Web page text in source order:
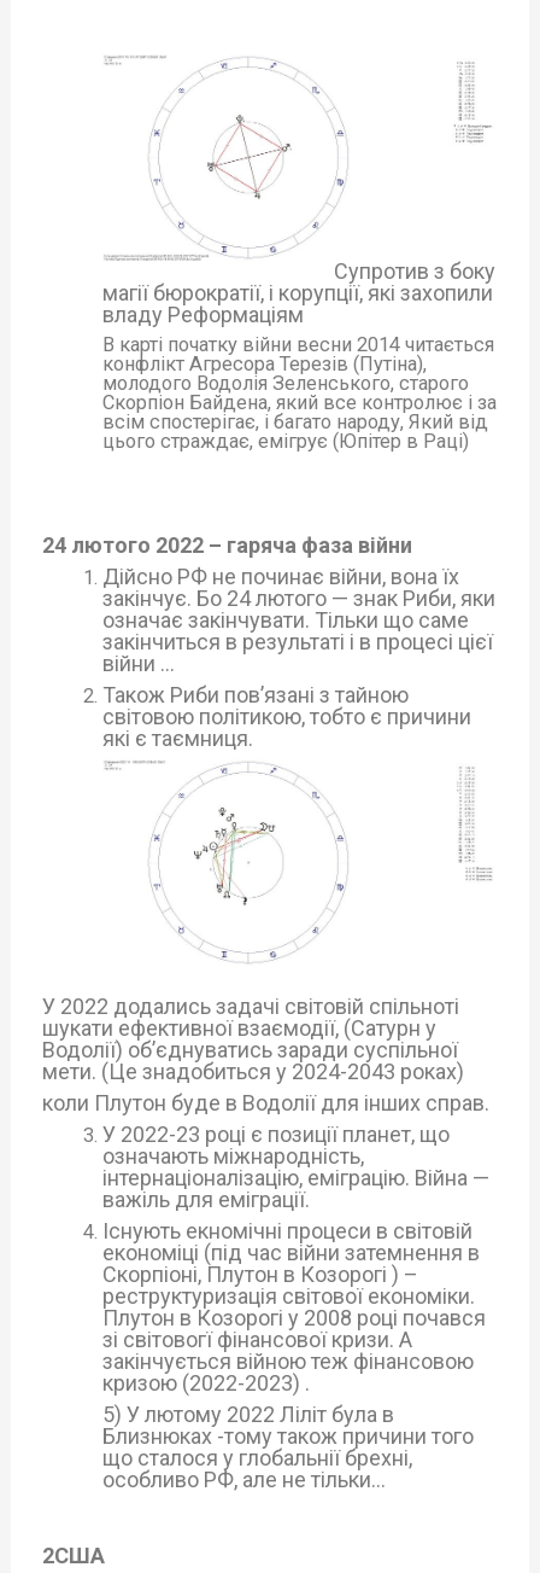
Супротив з боку
магії бюрократії, і корупції, які захопили
владу Реформаціям
В карті початку війни весни 2014 читається
конфлікт Агресора Терезів (Путіна),
молодого Водолія Зеленського, старого
Скорпіон Байдена, який все контролює і за
всім спостерігає, і багато народу, Який від
цього страждає, емігрує (Юпітер в Раці)
24 лютого 2022 – гаряча фаза війни
Дійсно РФ не починає війни, вона їх
закінчує. Бо 24 лютого — знак Риби, яки
означає закінчувати. Тільки що саме
закінчиться в результаті і в процесі цієї
війни …
Також Риби пов’язані з тайною
світовою політикою, тобто є причини
які є таємниця.
У 2022 додались задачі світовій спільноті
шукати ефективної взаємодії, (Сатурн у
Водолії) об’єднуватись заради суспільної
мети. (Це знадобиться у 2024-2043 роках)
коли Плутон буде в Водолії для інших справ.
У 2022-23 році є позиції планет, що
означають міжнародність,
інтернаціоналізацію, еміграцію. Війна —
важіль для еміграції.
Існують екномічні процеси в світовій
економіці (під час війни затемнення в
Скорпіоні, Плутон в Козорогі ) –
реструктуризація світової економіки.
Плутон в Козорогі у 2008 році почався
зі світовогї фінансової кризи. А
закінчується війною теж фінансовою
кризою (2022-2023) .
5) У лютому 2022 Ліліт була в
Близнюках -тому також причини того
що сталося у глобальнії брехні,
особливо РФ, але не тільки…
2США